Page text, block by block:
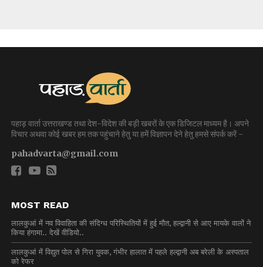
पहाड़ वार्ता उत्तराखण्ड तथा देश-विदेश की बड़ी खबरों के एक डिजिटल माध्यम है। अपने
विचार अथवा कोई खबर हम तक पहुंचाने हेतु या हमें विज्ञापन देने हेतु हमसे संपर्क करें -
pahadvarta@gmail.com
MOST READ
लालकुआं में नव विवाहिता की संदिग्ध परिस्थितियों में हुई मौत, हल्द्वानी से आए मायके वालों ने
किया हंगामा.. देखें वीडियो..
लालकुआं में विद्युत पोल से गिरा युवक, गंभीर हालात में पहले हल्द्वानी अब बरेली के अस्पताल
को रेफर